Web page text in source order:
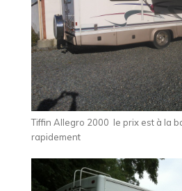
Tiffin Allegro 2000 le prix est à la
rapidement